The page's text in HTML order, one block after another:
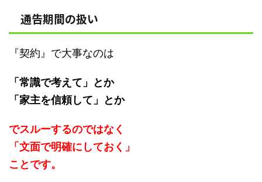
通告期間の扱い
『契約』で大事なのは
「常識で考えて」とか
「家主を信頼して」とか
でスルーするのではなく
「文面で明確にしておく」
ことです。